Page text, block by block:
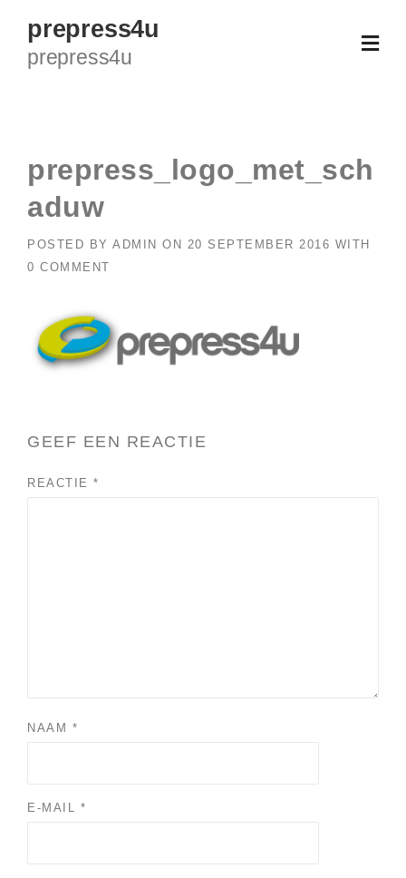
content
prepress4u
prepress4u
prepress_logo_met_sch
aduw
POSTED BY ADMIN ON 20 SEPTEMBER 2016 WITH
0 COMMENT
GEEF EEN REACTIE
REACTIE *
NAAM *
E-MAIL *